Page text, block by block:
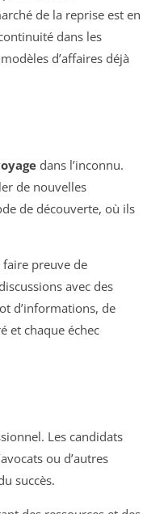
de la reprise est en
dans les
d’affaires déjà
dans l’inconnu.
de nouvelles
de découverte, où ils
preuve de
avec des
d’informations, de
et chaque échec
Les candidats
ou d’autres
succès.